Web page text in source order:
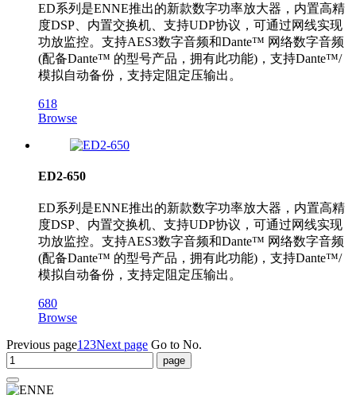
ED系列是ENNE推出的新款数字功率放大器，内置高精
度DSP、内置交换机、支持UDP协议，可通过网线实现
功放监控。支持AES3数字音频和Dante™ 网络数字音频
(配备Dante™ 的型号产品，拥有此功能)，支持Dante™/
模拟自动备份，支持定阻定压输出。
618
Browse
ED2-650
ED系列是ENNE推出的新款数字功率放大器，内置高精
度DSP、内置交换机、支持UDP协议，可通过网线实现
功放监控。支持AES3数字音频和Dante™ 网络数字音频
(配备Dante™ 的型号产品，拥有此功能)，支持Dante™/
模拟自动备份，支持定阻定压输出。
680
Browse
Previous page1 23Next page Go to No.